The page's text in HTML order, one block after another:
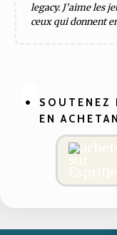
legacy. J’aime les
ceux qui donnent
SOUTENEZ
EN